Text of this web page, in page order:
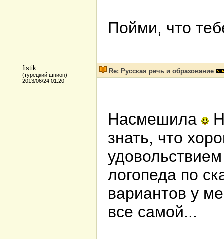
Пойми, что
fistik
(турецкий шпион)
2013/06/24 01:20
Re: Русская речь и образование
Насмешила
знать, что
логопеда по
вариантов у
все самой...